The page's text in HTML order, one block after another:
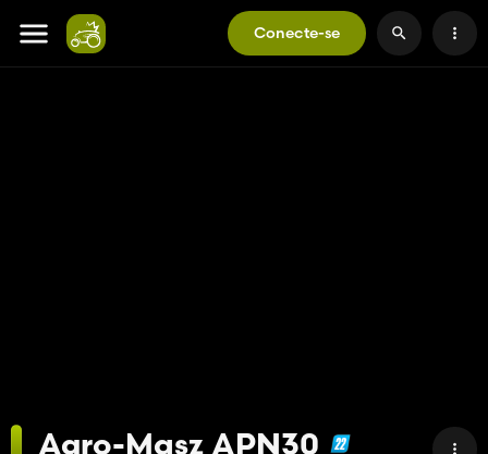
Conecte-se
Agro-Masz APN30